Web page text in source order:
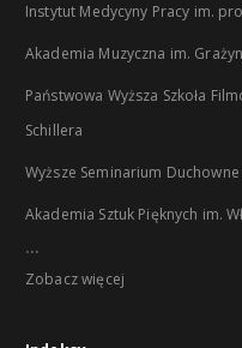
Instytut Medycyny Pracy im.
Akademia Muzyczna im.
Państwowa Wyższa Szkoła
Schillera
Wyższe Seminarium
Akademia Sztuk Pięknych im.
...
Zobacz więcej